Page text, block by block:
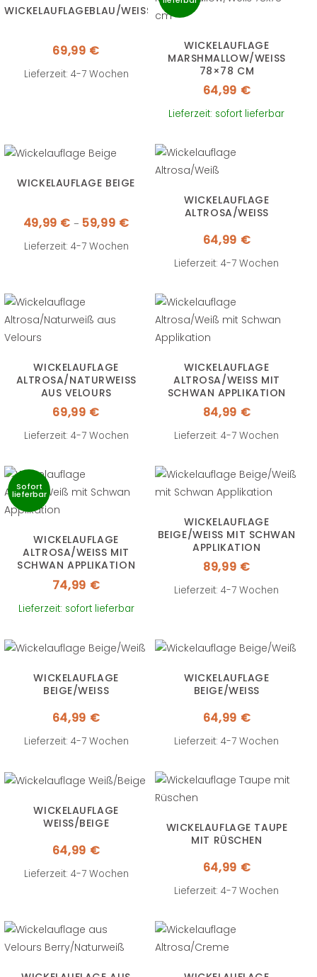
WICKELAUFLAGEBLAU/WEISS
69,99 €
Lieferzeit: 4-7 Wochen
WICKELAUFLAGE
MARSHMALLOW/WEISS 7
8×78 CM
64,99 €
Lieferzeit: sofort lieferbar
WICKELAUFLAGE BEIGE
49,99 € –59,99 € Preisspanne:
Lieferzeit: 4-7 Wochen
WICKELAUFLAGE
ALTROSA/WEISS
64,99 €
Lieferzeit: 4-7 Wochen
WICKELAUFLAGE
ALTROSA/NATURWEISS A
US VELOURS
69,99 €
Lieferzeit: 4-7 Wochen
WICKELAUFLAGE
ALTROSA/WEISS MIT S
CHWAN APPLIKATION
84,99 €
Lieferzeit: 4-7 Wochen
WICKELAUFLAGE
ALTROSA/WEISS MIT S
CHWAN APPLIKATION U
ND REISSVERSCHLUSS
74,99 €
Sofort
lieferbar
Lieferzeit: sofort lieferbar
WICKELAUFLAGE
BEIGE/WEISS MIT SCHWAN A
PPLIKATION
89,99 €
Lieferzeit: 4-7 Wochen
WICKELAUFLAGE
BEIGE/WEISS
64,99 €
Lieferzeit: 4-7 Wochen
WICKELAUFLAGE
BEIGE/WEISS
64,99 €
Lieferzeit: 4-7 Wochen
WICKELAUFLAGE
WEISS/BEIGE
64,99 €
Lieferzeit: 4-7 Wochen
WICKELAUFLAGE TAUPE
MIT RÜSCHEN
64,99 €
Lieferzeit: 4-7 Wochen